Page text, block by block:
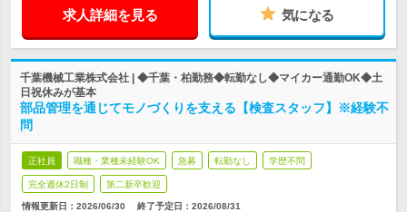
求人詳細を見る 気になる
千葉機械工業株式会社 | ◆千葉・柏勤務◆転勤なし◆マイカー通勤OK◆土
日祝休みが基本
部品管理を通じてモノづくりを支える【検査スタッフ】※経験不
問
正社員 職種・業種未経験OK 急募 転勤なし 学歴不問
完全週休2日制 第二新卒歓迎
情報更新日：2026/06/30 終了予定日： 2026/08/31